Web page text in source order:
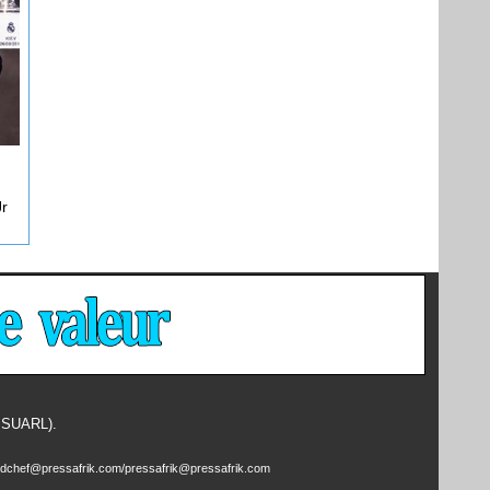
pressafrik@pressafrik.com